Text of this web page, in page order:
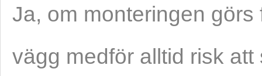
Ja, om monteringen
vägg medför alltid risk